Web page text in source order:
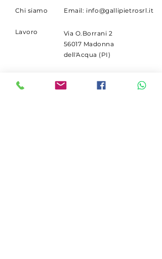
Chi siamo Email: info@gallipietrosrl.it
Lavoro
Via O.Borrani 2
56017 Madonna
dell'Acqua (PI)
ISCRIVITI